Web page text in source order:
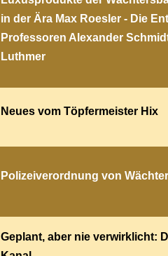
in der Ära Max Roesler - Die
Professoren Alexander
Luthmer
Neues vom Töpfermeister Hix
Polizeiverordnung von
Geplant, aber nie verwirklicht: